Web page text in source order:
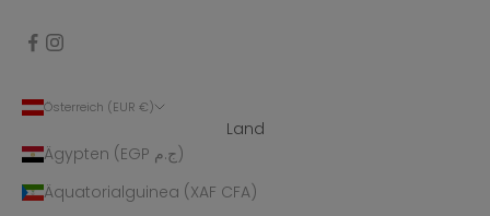
Österreich (EUR €)
Land
Ägypten (EGP ج.م)
Äquatorialguinea (XAF CFA)